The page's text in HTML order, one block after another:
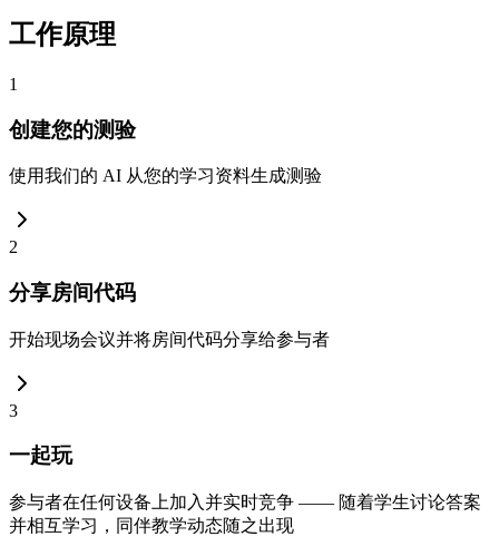
工作原理
1
创建您的测验
使用我们的 AI 从您的学习资料生成测验
2
分享房间代码
开始现场会议并将房间代码分享给参与者
3
一起玩
参与者在任何设备上加入并实时竞争 —— 随着学生讨论答案
并相互学习，同伴教学动态随之出现